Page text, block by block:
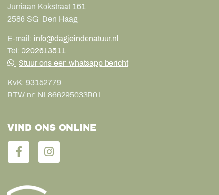
Jurriaan Kokstraat 161
2586 SG Den Haag
E-mail: info@dagjeindenatuur.nl
Tel: 0202613511
Stuur ons een whatsapp bericht
KvK: 93152779
BTW nr: NL866295033B01
VIND ONS ONLINE